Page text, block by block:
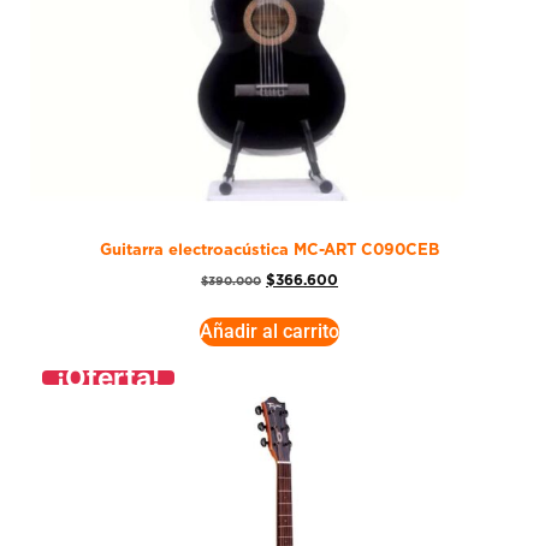
Guitarra electroacústica MC-ART C090CEB
$390.000 $366.600
Añadir al carrito
¡Oferta!